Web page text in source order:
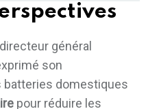
général
son
batteries domestiques
pour réduire les